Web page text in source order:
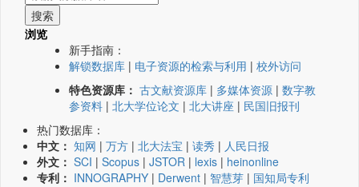
浏览
新手指南：
解锁数据库 | 电子资源的检索与利用 | 校外访问
特色资源库： 古文献资源库 | 多媒体资源 | 数字教
参资料 | 北大学位论文 | 北大讲座 | 民国旧报刊
热门数据库：
中文： 知网 | 万方 | 北大法宝 | 读秀 | 人民日报
外文： SCI | Scopus | JSTOR | lexis | heinonline
专利： INNOGRAPHY | Derwent | 智慧芽 | 国知局专利